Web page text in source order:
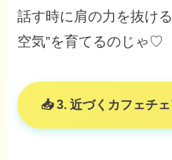
話す時に肩の力を抜け
空気”を育てるのじゃ♡
3. 近づくカフェチ